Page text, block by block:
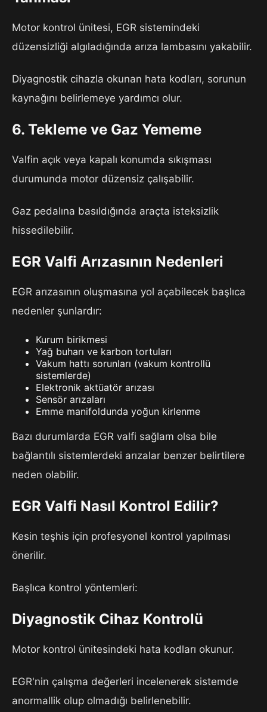
Motor kontrol ünitesi, EGR sistemindeki
düzensizliği algıladığında arıza lambasını yakabilir.
Diyagnostik cihazla okunan hata kodları, sorunun
kaynağını belirlemeye yardımcı olur.
6. Tekleme ve Gaz Yememe
Valfin açık veya kapalı konumda sıkışması
durumunda motor düzensiz çalışabilir.
Gaz pedalına basıldığında araçta isteksizlik
hissedilebilir.
EGR Valfi Arızasının Nedenleri
EGR arızasının oluşmasına yol açabilecek başlıca
nedenler şunlardır:
Kurum birikmesi
Yağ buharı ve karbon tortuları
Vakum hattı sorunları (vakum kontrollü
sistemlerde)
Elektronik aktüatör arızası
Sensör arızaları
Emme manifoldunda yoğun kirlenme
Bazı durumlarda EGR valfi sağlam olsa bile
bağlantılı sistemlerdeki arızalar benzer belirtilere
neden olabilir.
EGR Valfi Nasıl Kontrol Edilir?
Kesin teşhis için profesyonel kontrol yapılması
önerilir.
Başlıca kontrol yöntemleri:
Diyagnostik Cihaz Kontrolü
Motor kontrol ünitesindeki hata kodları okunur.
EGR'nin çalışma değerleri incelenerek sistemde
anormallik olup olmadığı belirlenebilir.